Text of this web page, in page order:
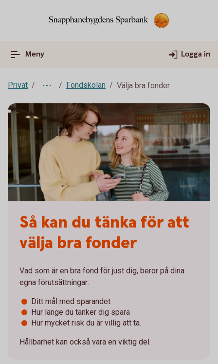
Meny Logga in
Privat Fondskolan Välja bra fonder
Så kan du tänka för att
välja bra fonder
Vad som är en bra fond för just dig, beror på dina
egna förutsättningar:
Ditt mål med sparandet
Hur länge du tänker dig spara
Hur mycket risk du är villig att ta.
Hållbarhet kan också vara en viktig del.